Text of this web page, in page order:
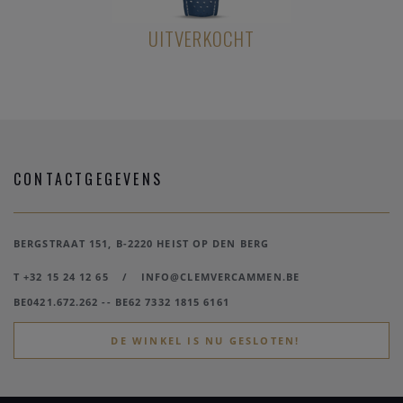
UITVERKOCHT
CONTACTGEGEVENS
BERGSTRAAT 151, B-2220 HEIST OP DEN BERG
T +32 15 24 12 65 /
INFO@CLEMVERCAMMEN.BE
BE0421.672.262 -- BE62 7332 1815 6161
DE WINKEL IS NU GESLOTEN!